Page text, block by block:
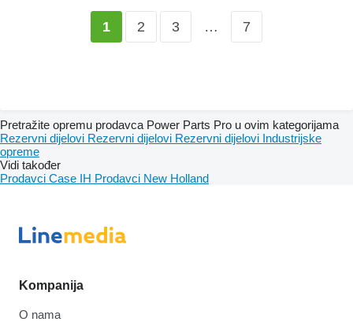
1 2 3 … 7
Pretražite opremu prodavca Power Parts Pro u ovim kategorijama
Rezervni dijelovi Rezervni dijelovi Rezervni dijelovi Industrijske
opreme
Vidi također
Prodavci Case IH Prodavci New Holland
Kompanija
O nama